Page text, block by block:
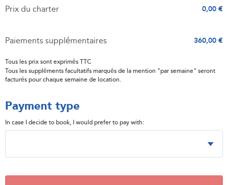
Prix du charter 0,00 €
Paiements supplémentaires 360,00 €
Tous les prix sont exprimés TTC
Tous les suppléments facultatifs marqués de la mention "par semaine" seront
facturés pour chaque semaine de location.
Payment type
In case I decide to book, I would prefer to pay with: